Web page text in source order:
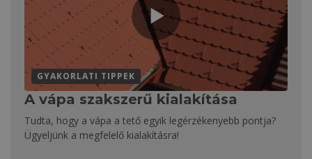
GYAKORLATI TIPPEK
A vápa szakszerű kialakítása
Tudta, hogy a vápa a tető egyik legérzékenyebb pontja?
Ügyeljünk a megfelelő kialakításra!